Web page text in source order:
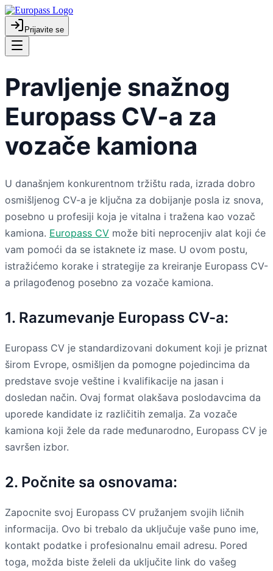
Prijavite se
Pravljenje snažnog
Europass CV-a za
vozače kamiona
U današnjem konkurentnom tržištu rada, izrada dobro
osmišljenog CV-a je ključna za dobijanje posla iz snova,
posebno u profesiji koja je vitalna i tražena kao vozač
kamiona. Europass CV može biti neprocenjiv alat koji će
vam pomoći da se istaknete iz mase. U ovom postu,
istražićemo korake i strategije za kreiranje Europass CV-
a prilagođenog posebno za vozače kamiona.
1. Razumevanje Europass CV-a:
Europass CV je standardizovani dokument koji je priznat
širom Evrope, osmišljen da pomogne pojedincima da
predstave svoje veštine i kvalifikacije na jasan i
dosledan način. Ovaj format olakšava poslodavcima da
uporede kandidate iz različitih zemalja. Za vozače
kamiona koji žele da rade međunarodno, Europass CV je
savršen izbor.
2. Počnite sa osnovama:
Zapocnite svoj Europass CV pružanjem svojih ličnih
informacija. Ovo bi trebalo da uključuje vaše puno ime,
kontakt podatke i profesionalnu email adresu. Pored
toga, možda biste želeli da uključite link do vašeg